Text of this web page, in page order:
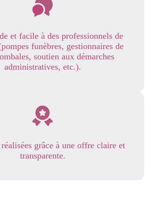
et facile à des professionnels de
funèbres, gestionnaires de
soutien aux démarches
administratives, etc.).
grâce à une offre claire et
transparente.